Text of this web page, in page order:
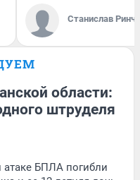
Станислав
области:
штруделя
БПЛА погибли